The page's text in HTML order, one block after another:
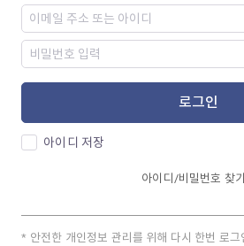
로그인
아이디 저장
아이디/비밀번호 찾기
안전한 개인정보 관리를 위해 다시 한번 로그